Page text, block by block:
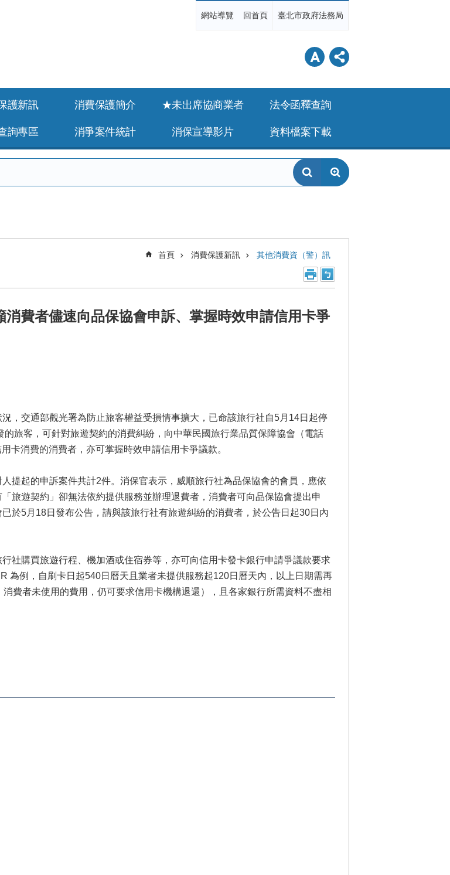
網站導覽 回首頁 臺北市政府法務局
護新訊 消費保護簡介 ★未出席協商業者 法令函釋查詢
詢專區 消爭案件統計 消保宣導影片 資料檔案下載
首頁 消費保護新訊 其他消費資（警）訊
費者儘速向品保協會申訴、掌握時效申請信用卡爭
，交通部觀光署為防止旅客權益受損情事擴大，已命該旅行社自5月14日起停
旅客，可針對旅遊契約的消費糾紛，向中華民國旅行業品質保障協會（電話
卡消費的消費者，亦可掌握時效申請信用卡爭議款。
提起的申訴案件共計2件。消保官表示，威順旅行社為品保協會的會員，應依
旅遊契約」卻無法依約提供服務並辦理退費者，消費者可向品保協會提出申
於5月18日發布公告，請與該旅行社有旅遊糾紛的消費者，於公告日起30日內
社購買旅遊行程、機加酒或住宿券等，亦可向信用卡發卡銀行申請爭議款要求
為例，自刷卡日起540日曆天且業者未提供服務起120日曆天內，以上日期需再
費者未使用的費用，仍可要求信用卡機構退還），且各家銀行所需資料不盡相